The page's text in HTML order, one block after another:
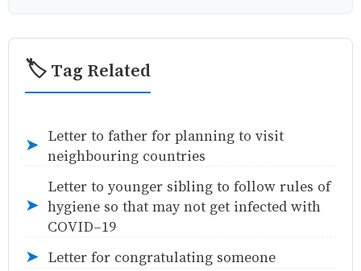
🏷️ Tag Related
➤
Letter to father for planning to visit
neighbouring countries
➤
Letter to younger sibling to follow rules of
hygiene so that may not get infected with
COVID-19
➤ Letter for congratulating someone